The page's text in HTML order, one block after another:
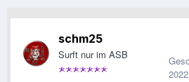
schm25
Surft nur im ASB
2022